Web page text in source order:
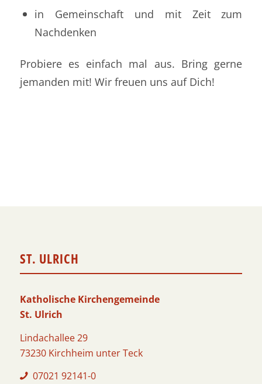
in Gemeinschaft und mit Zeit zum
Nachdenken
Probiere es einfach mal aus. Bring gerne
jemanden mit! Wir freuen uns auf Dich!
ST. ULRICH
Katholische Kirchengemeinde
St. Ulrich
Lindachallee 29
73230 Kirchheim unter Teck
07021 92141-0